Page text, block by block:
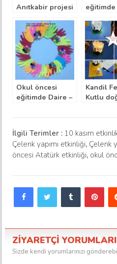
Anıtkabir projesi
sayfaları
eğitimde
tekniği
Anıtkabir
etkinliği
Okul öncesi
eğitimde Daire –
çelenk yapımı
Kandil
Kutlu
etkinliği
İlgili Terimler : 10 kasım
Çelenk yapımı etkinliği, Çelenk
öncesi Atatürk etkinliği, okul
FacebookTwitter Tumblr
ZİYARETÇİ YORUMLARI
Sizde kendi yorumlarınızı